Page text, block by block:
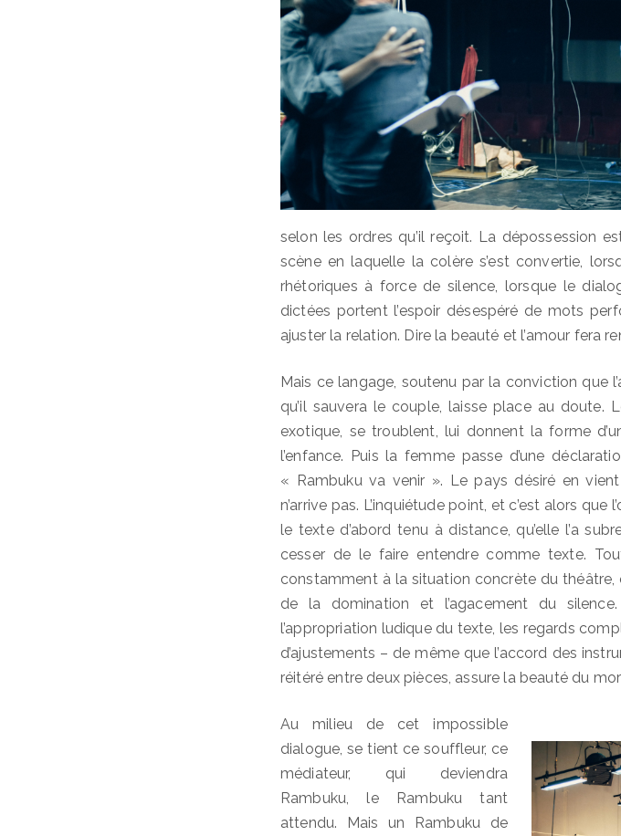
selon les ordres qu’il reçoit. La dépossession
scène en laquelle la colère s’est convertie,
rhétoriques à force de silence, lorsque le
dictées portent l’espoir désespéré de mots
ajuster la relation. Dire la beauté et l’amour fera
Mais ce langage, soutenu par la conviction que
qu’il sauvera le couple, laisse place au doute.
exotique, se troublent, lui donnent la forme
l’enfance. Puis la femme passe d’une
« Rambuku va venir ». Le pays désiré en
n’arrive pas. L’inquiétude point, et c’est alors
le texte d’abord tenu à distance, qu’elle l’a
cesser de le faire entendre comme texte.
constamment à la situation concrète du théâtre,
de la domination et l’agacement du
l’appropriation ludique du texte, les regards
d’ajustements – de même que l’accord des
réitéré entre deux pièces, assure la beauté du
Au milieu de cet impossible
dialogue, se tient ce souffleur, ce
médiateur, qui deviendra
Rambuku, le Rambuku tant
attendu. Mais un Rambuku de